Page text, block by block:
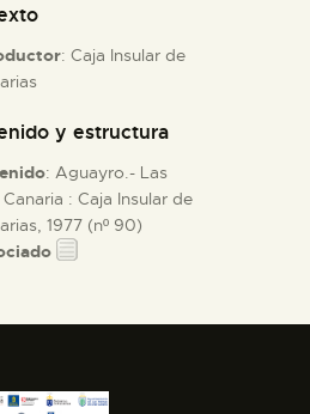
: Caja Insular de
y estructura
: Aguayro.- Las
: Caja Insular de
1977 (nº 90)